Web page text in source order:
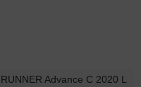
Advance C 2020 L